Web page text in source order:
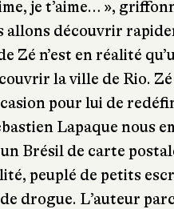
je t’aime… »,
allons découvrir
Zé n’est en réalité
la ville de Rio.
pour lui de
Lapaque nous
Brésil de carte
peuplé de petits
drogue. L’auteur